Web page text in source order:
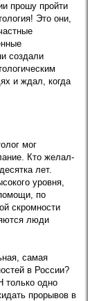
прошу пройти
Это они,
создали
и ждал, когда
мог
Кто желал-
лет.
уровня,
по
скромности
люди
самая
в России?
только одно
прорывов в